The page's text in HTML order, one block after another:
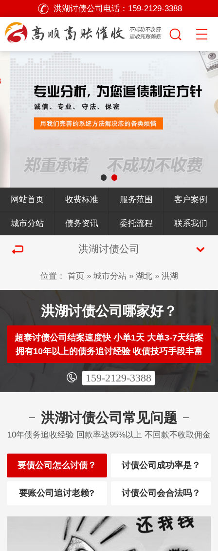
洪湖讨债公司电话： 159-2129-3388
网站首页 收费标准 服务范围 客户案例
城市分站 债务资讯 委托流程 联系我们
洪湖讨债公司
位置： 首页» 城市分站» 湖北» 洪湖
洪湖讨债公司哪家好？
超泰讨债公司结案速度快 小单1天 大单3-7天结案
拥有10年以上的债务追讨经验 收债技巧手段丰富
159-2129-3388
洪湖讨债公司常见问题
10年债务追收经验 回款率达95%以上 不回款不收取佣金
要债公司怎么讨债？ 讨债公司成功率是？
要账公司追讨老赖? 讨债公司会合法吗？